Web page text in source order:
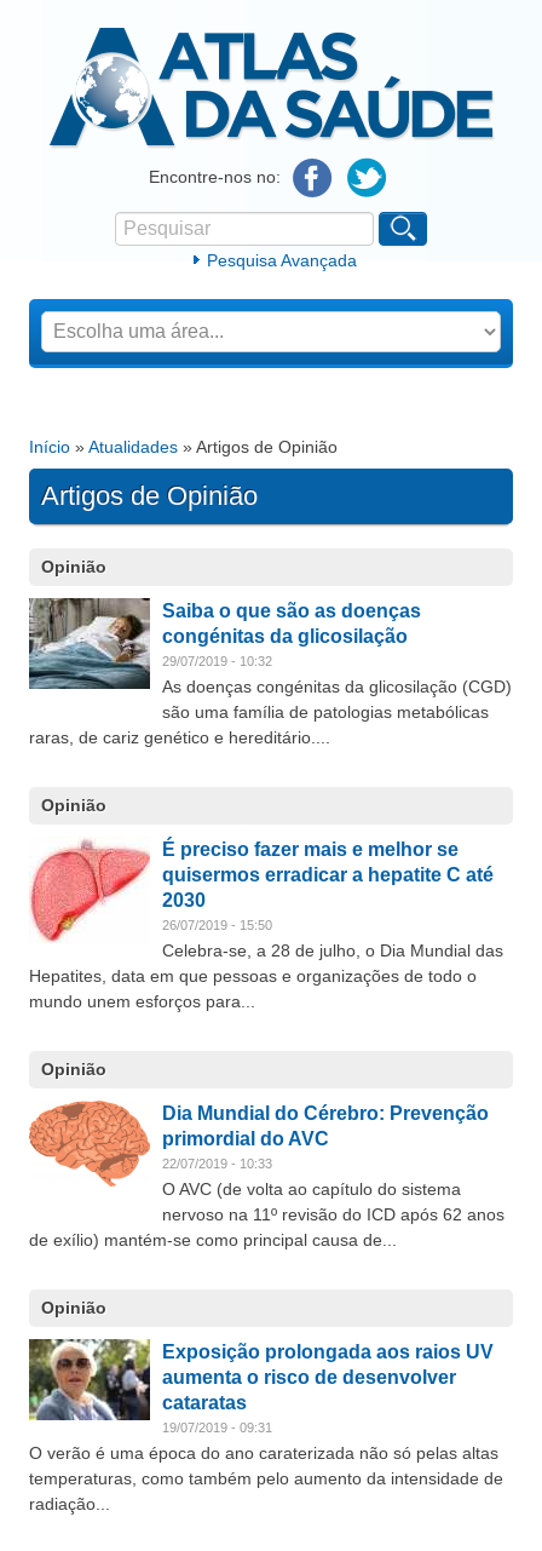
Atlas da SaúdeEncontre-nos no:
Formulário de procura
Pesquisar
Pesquisa Avançada
Está aqui
Início »Atualidades » Artigos de Opinião
Artigos de Opinião
Opinião
Saiba o que são as doenças
congénitas da glicosilação
29/07/2019 - 10:32
As doenças congénitas da glicosilação (CGD)
são uma família de patologias metabólicas
raras, de cariz genético e hereditário....
Opinião
É preciso fazer mais e melhor se
quisermos erradicar a hepatite C até
2030
26/07/2019 - 15:50
Celebra-se, a 28 de julho, o Dia Mundial das
Hepatites, data em que pessoas e organizações de todo o
mundo unem esforços para...
Opinião
Dia Mundial do Cérebro: Prevenção
primordial do AVC
22/07/2019 - 10:33
O AVC (de volta ao capítulo do sistema
nervoso na 11º revisão do ICD após 62 anos
de exílio) mantém-se como principal causa de...
Opinião
Exposição prolongada aos raios UV
aumenta o risco de desenvolver
cataratas
19/07/2019 - 09:31
O verão é uma época do ano caraterizada não só pelas altas
temperaturas, como também pelo aumento da intensidade de
radiação...